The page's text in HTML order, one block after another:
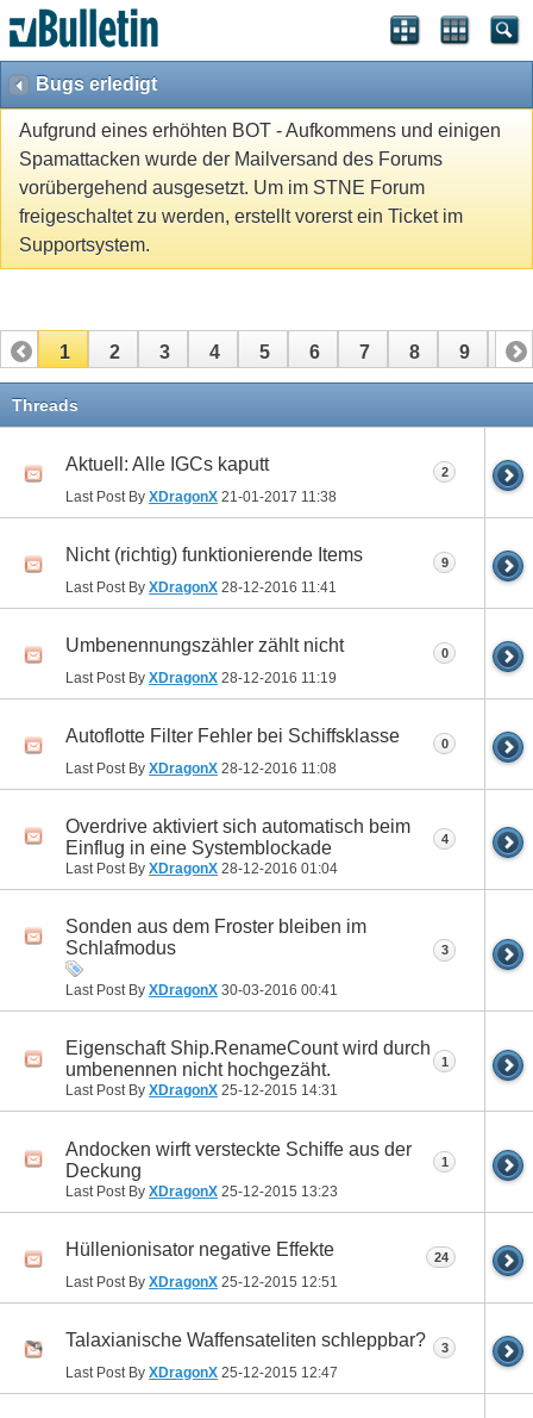
Bugs erledigt
Aufgrund eines erhöhten BOT - Aufkommens und einigen
Spamattacken wurde der Mailversand des Forums
vorübergehend ausgesetzt. Um im STNE Forum
freigeschaltet zu werden, erstellt vorerst ein Ticket im
Supportsystem.
1 2 3 4 5 6 7 8 9 10
11
Threads
Aktuell: Alle IGCs kaputt
Last Post By XDragonX 21-01-2017 11:38
2
Nicht (richtig) funktionierende Items
Last Post By XDragonX 28-12-2016 11:41
9
Umbenennungszähler zählt nicht
Last Post By XDragonX 28-12-2016 11:19
0
Autoflotte Filter Fehler bei Schiffsklasse
Last Post By XDragonX 28-12-2016 11:08
0
Overdrive aktiviert sich automatisch beim
Einflug in eine Systemblockade
Last Post By XDragonX 28-12-2016 01:04
4
Sonden aus dem Froster bleiben im
Schlafmodus
Last Post By XDragonX 30-03-2016 00:41
3
Eigenschaft Ship.RenameCount wird durch
umbenennen nicht hochgezäht.
Last Post By XDragonX 25-12-2015 14:31
1
Andocken wirft versteckte Schiffe aus der
Deckung
Last Post By XDragonX 25-12-2015 13:23
1
Hüllenionisator negative Effekte
Last Post By XDragonX 25-12-2015 12:51
24
Talaxianische Waffensateliten schleppbar?
Last Post By XDragonX 25-12-2015 12:47
3